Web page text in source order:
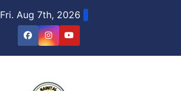
Fri. Aug 7th, 2026